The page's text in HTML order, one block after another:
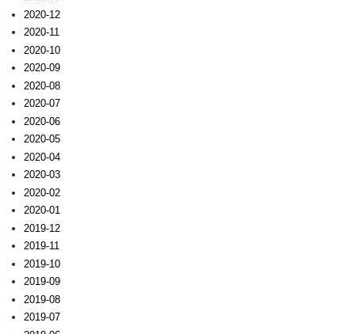
2020-12
2020-11
2020-10
2020-09
2020-08
2020-07
2020-06
2020-05
2020-04
2020-03
2020-02
2020-01
2019-12
2019-11
2019-10
2019-09
2019-08
2019-07